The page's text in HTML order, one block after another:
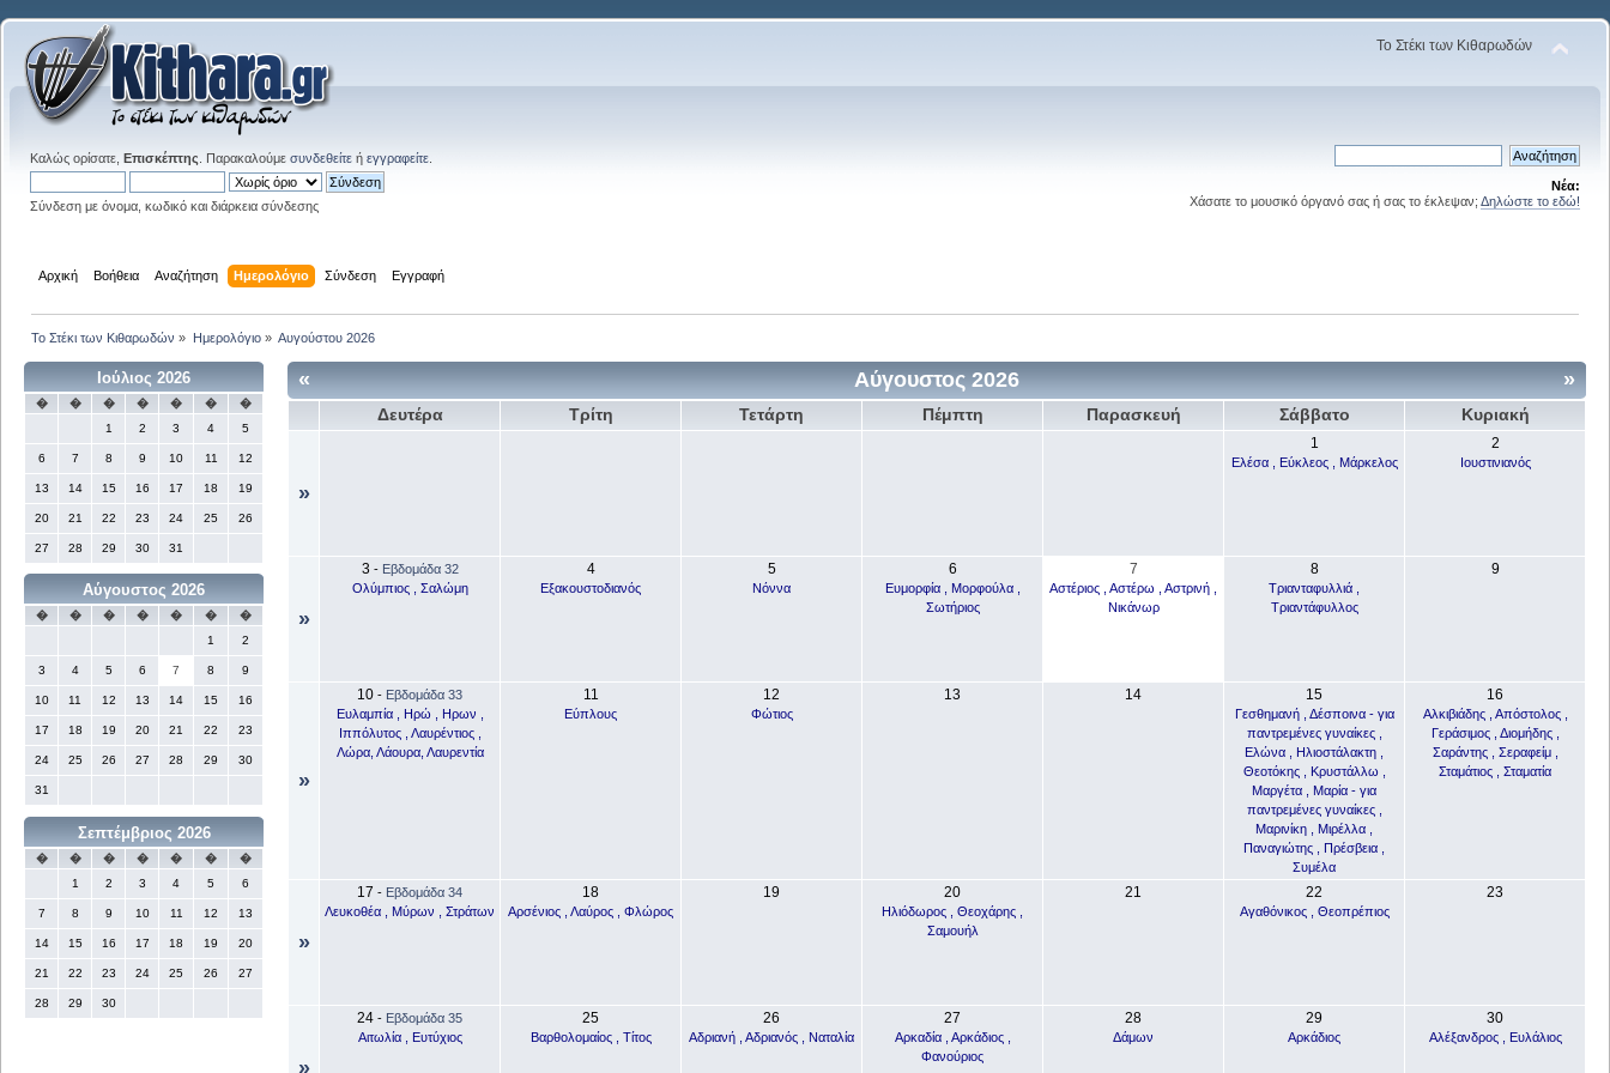
Το Στέκι των Κιθαρωδών
Καλώς ορίσατε, Επισκέπτης . Παρακαλούμε συνδεθείτε ή εγγραφείτε
Σύνδεση με όνομα, κωδικό και διάρκεια σύνδεσης
Νέα:
Χάσατε το μουσικό όργανό σας ή σας το έκλεψαν; Δηλώστε το εδώ!
Αρχική Βοήθεια Αναζήτηση Ημερολόγιο Σύνδεση Εγγραφή
Το Στέκι των Κιθαρωδών » Ημερολόγιο» Αυγούστου 2026
Ιούλιος 2026
� � � � � �
�
1
2 3 4 5
6 7 8 9 10 11 12
13 14 15 16 17 18 19
20 21 22 23 24 25 26
27 28 29 30 31
Αύγουστος 2026
� � � � � �
�
1
2
3 4 5 6 7 8 9
10 11 12 13 14 15 16
17 18 19 20 21 22 23
24 25 26 27 28 29 30
31
Σεπτέμβριος 2026
� � � � � �
�
1
2 3 4 5 6
7 8 9 10 11 12 13
14 15 16 17 18 19 20
21 22 23 24 25 26 27
28 29 30
« »
Αύγουστος 2026
Δευτέρα Τρίτη Τετάρτη Πέμπτη Παρασκευή Σάββατο Κυριακή
»
1
Ελέσα , Εύκλεος , Μάρκελος
2
Ιουστινιανός
»
3 - Εβδομάδα 32
Ολύμπιος , Σαλώμη
4
Εξακουστοδιανός
5
Νόννα
6
Ευμορφία , Μορφούλα ,
Σωτήριος
7
Αστέριος , Αστέρω , Αστρινή ,
Νικάνωρ
8
Τριανταφυλλιά ,
Τριαντάφυλλος
9
»
10 - Εβδομάδα 33
Ευλαμπία , Ηρώ , Ηρων ,
Ιππόλυτος , Λαυρέντιος ,
Λώρα, Λάουρα, Λαυρεντία
11
Εύπλους
12
Φώτιος
13 14 15
Γεσθημανή , Δέσποινα - για
παντρεμένες γυναίκες ,
Ελώνα , Ηλιοστάλακτη ,
Θεοτόκης , Κρυστάλλω ,
Μαργέτα , Μαρία - για
παντρεμένες γυναίκες ,
Μαρινίκη , Μιρέλλα ,
Παναγιώτης , Πρέσβεια ,
Συμέλα
16
Αλκιβιάδης , Απόστολος ,
Γεράσιμος , Διομήδης ,
Σαράντης , Σεραφείμ ,
Σταμάτιος , Σταματία
»
17 - Εβδομάδα 34
Λευκοθέα , Μύρων , Στράτων
18
Αρσένιος , Λαύρος , Φλώρος
19 20
Ηλιόδωρος , Θεοχάρης ,
Σαμουήλ
21 22
Αγαθόνικος , Θεοπρέπιος
23
»
24 - Εβδομάδα 35
Αιτωλία , Ευτύχιος
25
Βαρθολομαίος , Τίτος
26
Αδριανή , Αδριανός , Ναταλία
27
Αρκαδία , Αρκάδιος ,
Φανούριος
28
Δάμων
29
Αρκάδιος
30
Αλέξανδρος , Ευλάλιος